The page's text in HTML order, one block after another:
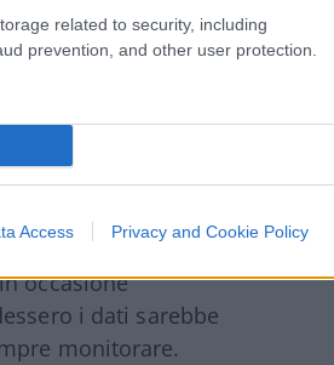
related to security, including
prevention, and other user protection.
Access Privacy and Cookie Policy
una sorta di pietra
arrivano dai colleghi
sempre un pò
di mezzo quella di
che i coronavirus nei
del Covid-19 che
mi pare una
occasione
i dati sarebbe
monitorare.